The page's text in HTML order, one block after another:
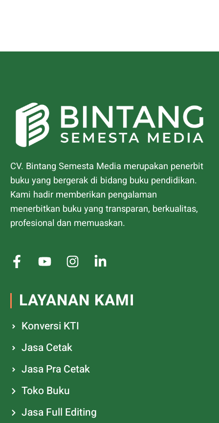
CV. Bintang Semesta Media merupakan penerbit
buku yang bergerak di bidang buku pendidikan.
Kami hadir memberikan pengalaman
menerbitkan buku yang transparan, berkualitas,
profesional dan memuaskan.
LAYANAN KAMI
Konversi KTI
Jasa Cetak
Jasa Pra Cetak
Toko Buku
Jasa Full Editing